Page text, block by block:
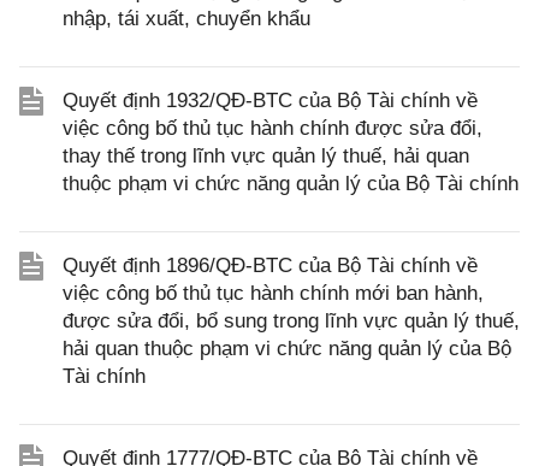
nhập, tái xuất, chuyển khẩu
Quyết định 1932/QĐ-BTC của Bộ Tài chính về
việc công bố thủ tục hành chính được sửa đổi,
thay thế trong lĩnh vực quản lý thuế, hải quan
thuộc phạm vi chức năng quản lý của Bộ Tài chính
Quyết định 1896/QĐ-BTC của Bộ Tài chính về
việc công bố thủ tục hành chính mới ban hành,
được sửa đổi, bổ sung trong lĩnh vực quản lý thuế,
hải quan thuộc phạm vi chức năng quản lý của Bộ
Tài chính
Quyết định 1777/QĐ-BTC của Bộ Tài chính về